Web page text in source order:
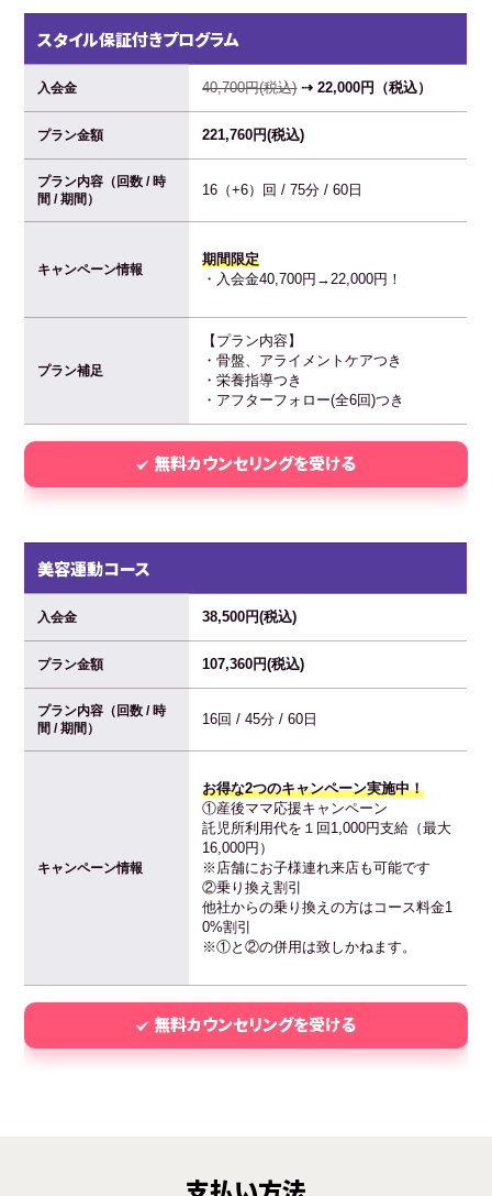
スタイル保証付きプログラム
入会金 40,700円(税込)⇢ 22,000円（税込）
プラン金額 221,760円(税込)
プラン内容（回数 / 時
間 / 期間）
16（+6）回 / 75分 / 60日
キャンペーン情報
期間限定
・入会金40,700円→22,000円！
プラン補足
【プラン内容】
・骨盤、アライメントケアつき
・栄養指導つき
・アフターフォロー(全6回)つき
無料カウンセリングを受ける
美容運動コース
入会金 38,500円(税込)
プラン金額 107,360円(税込)
プラン内容（回数 / 時
間 / 期間）
16回 / 45分 / 60日
キャンペーン情報
お得な2つのキャンペーン実施中！
①産後ママ応援キャンペーン
託児所利用代を１回1,000円支給（最大
16,000円）
※店舗にお子様連れ来店も可能です
②乗り換え割引
他社からの乗り換えの方はコース料金1
0%割引
※①と②の併用は致しかねます。
無料カウンセリングを受ける
支払い方法